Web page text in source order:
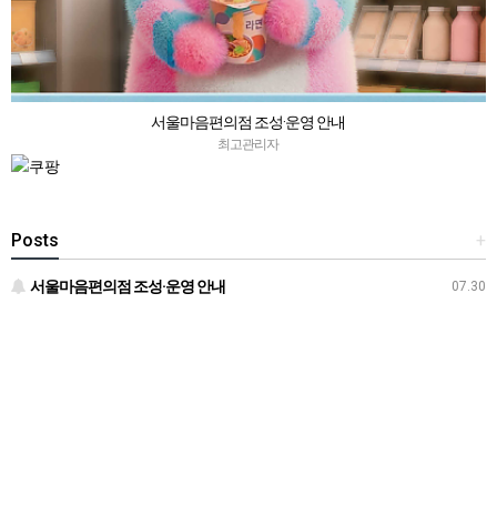
서울마음편의점 조성·운영 안내
최고관리자
+
Posts
07.30
서울마음편의점 조성·운영 안내